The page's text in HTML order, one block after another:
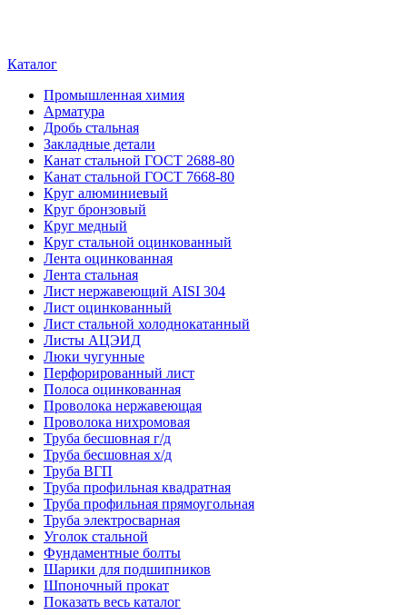
Каталог
Промышленная химия
Арматура
Дробь стальная
Закладные детали
Канат стальной ГОСТ 2688-80
Канат стальной ГОСТ 7668-80
Круг алюминиевый
Круг бронзовый
Круг медный
Круг стальной оцинкованный
Лента оцинкованная
Лента стальная
Лист нержавеющий AISI 304
Лист оцинкованный
Лист стальной холоднокатанный
Листы АЦЭИД
Люки чугунные
Перфорированный лист
Полоса оцинкованная
Проволока нержавеющая
Проволока нихромовая
Труба бесшовная г/д
Труба бесшовная х/д
Труба ВГП
Труба профильная квадратная
Труба профильная прямоугольная
Труба электросварная
Уголок стальной
Фундаментные болты
Шарики для подшипников
Шпоночный прокат
Показать весь каталог